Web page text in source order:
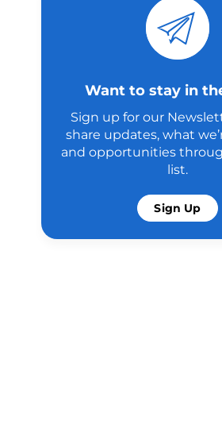
Want to stay in
Sign up for our
share updates, what
and opportunities
list.
Sign Up